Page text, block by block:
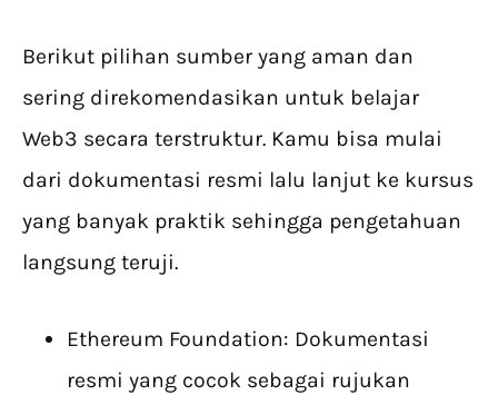
Berikut pilihan sumber yang aman dan
sering direkomendasikan untuk belajar
Web3 secara terstruktur. Kamu bisa mulai
dari dokumentasi resmi lalu lanjut ke kursus
yang banyak praktik sehingga pengetahuan
langsung teruji.
Ethereum Foundation: Dokumentasi
resmi yang cocok sebagai rujukan